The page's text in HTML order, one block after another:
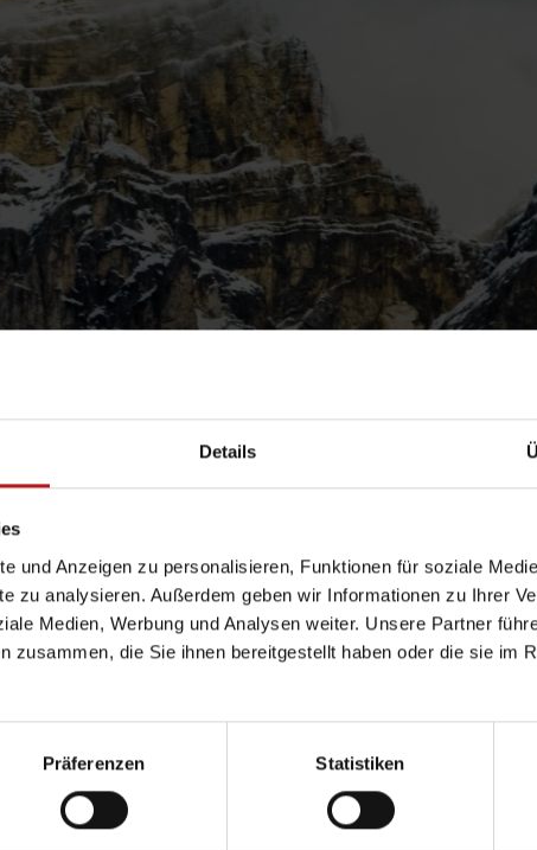
Details
und Anzeigen zu personalisieren, Funktionen für soziale
zu analysieren. Außerdem geben wir Informationen zu Ihrer
Medien, Werbung und Analysen weiter. Unsere Partner
zusammen, die Sie ihnen bereitgestellt haben oder die sie im
Präferenzen Statistiken